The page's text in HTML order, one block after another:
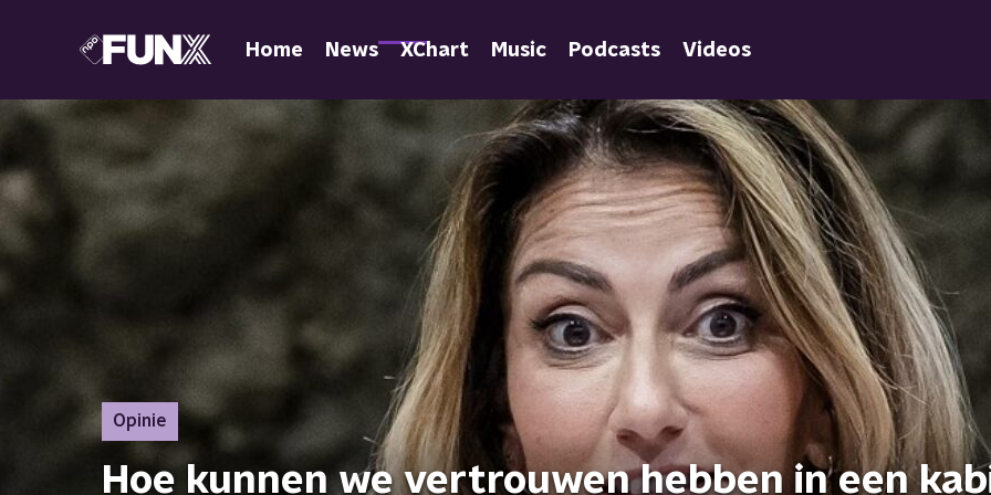
Home News XChart Music Podcasts Videos
Opinie
Hoe kunnen we vertrouwen hebben in een